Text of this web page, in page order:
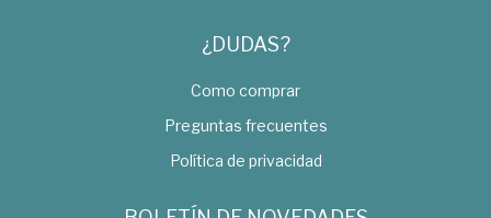
¿DUDAS?
Como comprar
Preguntas frecuentes
Política de privacidad